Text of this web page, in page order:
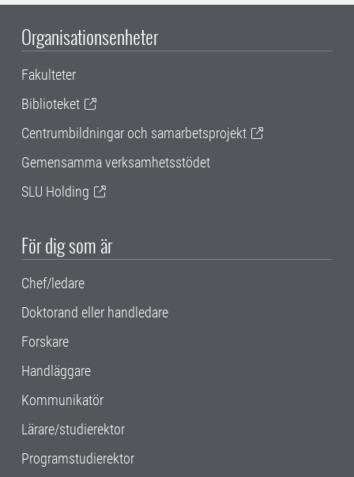
Organisationsenheter
Fakulteter
Biblioteket
Centrumbildningar och samarbetsprojekt
Gemensamma verksamhetsstödet
SLU Holding
För dig som är
Chef/ledare
Doktorand eller handledare
Forskare
Handläggare
Kommunikatör
Lärare/studierektor
Programstudierektor